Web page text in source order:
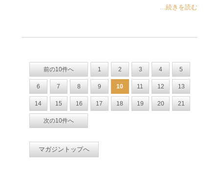
...続きを読む
前の10件へ 1 2 3 4 5
6 7 8 9 10 11 12 13
14 15 16 17 18 19 20 21
次の10件へ
マガジントップへ